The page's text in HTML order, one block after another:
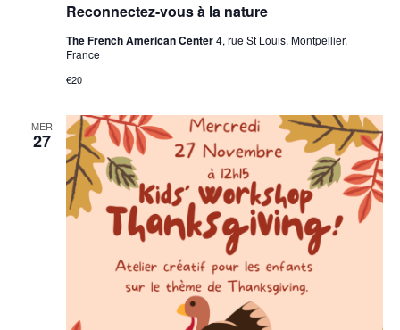
Reconnectez-vous à la nature
The French American Center4, rue St Louis, Montpellier,
France
€20
MER
27